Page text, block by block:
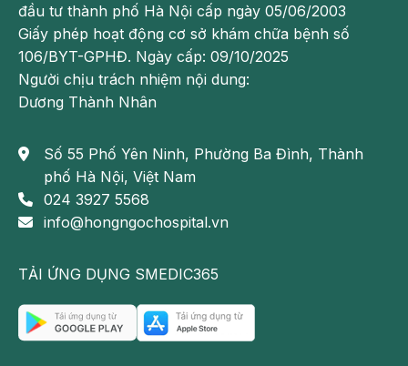
đầu tư thành phố Hà Nội cấp ngày 05/06/2003
Giấy phép hoạt động cơ sở khám chữa bệnh số
106/BYT-GPHĐ. Ngày cấp: 09/10/2025
Người chịu trách nhiệm nội dung:
Dương Thành Nhân
Số 55 Phố Yên Ninh, Phường Ba Đình, Thành
phố Hà Nội, Việt Nam
024 3927 5568
info@hongngochospital.vn
TẢI ỨNG DỤNG SMEDIC365